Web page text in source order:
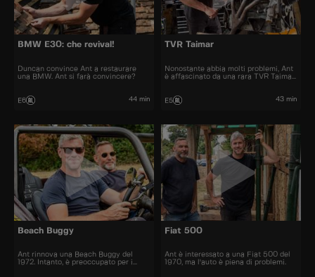
BMW E30: che revival!
Duncan convince Ant a restaurare
una BMW. Ant si farà convincere?
E6 44 min
TVR Taimar
Nonostante abbia molti problemi, Ant
è affascinato da una rara TVR Taimar
E5 43 min
Beach Buggy
Ant rinnova una Beach Buggy del
1972. Intanto, è preoccupato per i
Fiat 500
Ant è interessato a una Fiat 500 del
1970, ma l'auto è piena di problemi.